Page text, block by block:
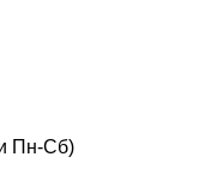
Пн-Сб)